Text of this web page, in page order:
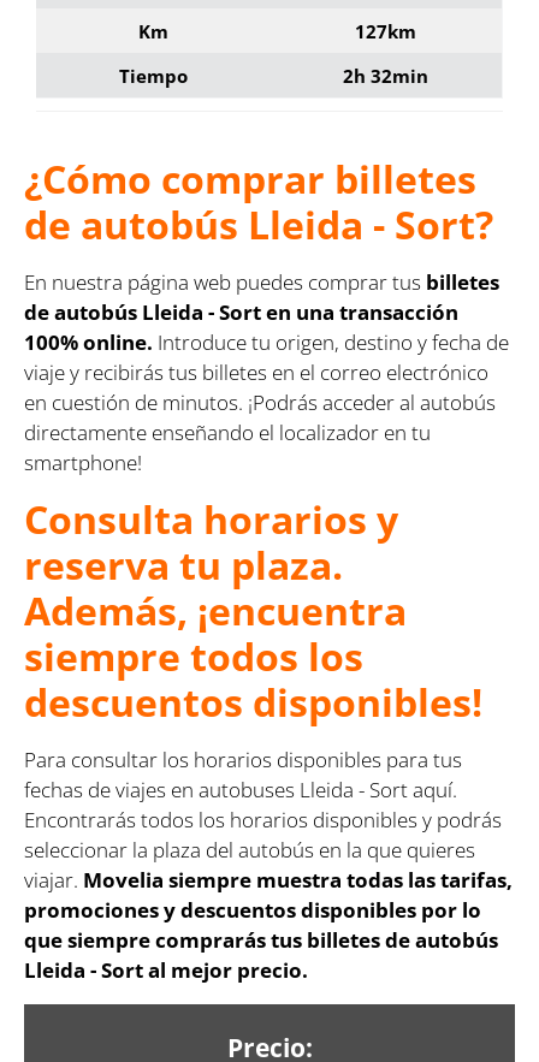
Km
127km
Tiempo
2h 32min
¿Cómo comprar billetes
de autobús Lleida - Sort?
En nuestra página web puedes comprar tus billetes
de autobús Lleida - Sort en una transacción
100% online. Introduce tu origen, destino y fecha de
viaje y recibirás tus billetes en el correo electrónico
en cuestión de minutos. ¡Podrás acceder al autobús
directamente enseñando el localizador en tu
smartphone!
Consulta horarios y
reserva tu plaza.
Además, ¡encuentra
siempre todos los
descuentos disponibles!
Para consultar los horarios disponibles para tus
fechas de viajes en autobuses Lleida - Sort aquí.
Encontrarás todos los horarios disponibles y podrás
seleccionar la plaza del autobús en la que quieres
viajar. Movelia siempre muestra todas las tarifas,
promociones y descuentos disponibles por lo
que siempre comprarás tus billetes de autobús
Lleida - Sort al mejor precio.
Precio: